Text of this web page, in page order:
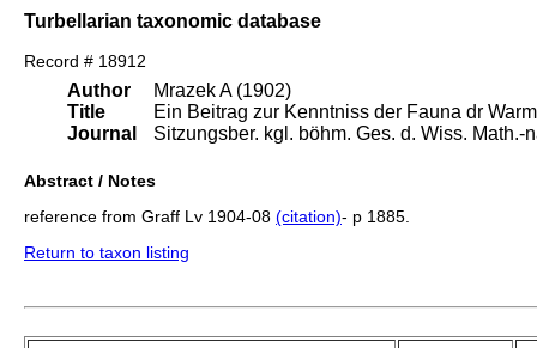
Turbellarian taxonomic database
Record # 18912
Author
Title
Journal
Mrazek A (1902)
Ein Beitrag zur Kenntniss der Fauna dr
Sitzungsber. kgl. böhm. Ges. d. Wiss.
Abstract / Notes
reference from Graff Lv 1904-08 (citation)- p 1885.
Return to taxon listing